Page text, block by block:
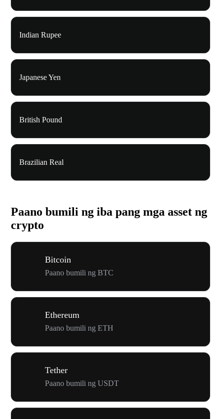
Indian Rupee
Japanese Yen
British Pound
Brazilian Real
Paano bumili ng iba pang mga asset ng
crypto
Bitcoin
Paano bumili ng BTC
Ethereum
Paano bumili ng ETH
Tether
Paano bumili ng USDT